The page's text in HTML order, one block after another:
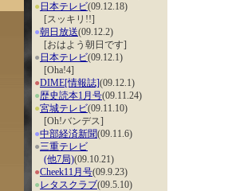
● 日本テレビ(09.12.18)
[スッキリ!!]
●朝日放送(09.12.2)
[おはよう朝日です]
● 日本テレビ(09.12.1)
[Oha!4]
●DIME[情報誌](09.12.1)
●歴史読本1月号(09.11.24)
●宮城テレビ(09.11.10)
[Oh!バンデス]
●中部経済新聞(09.11.6)
●三重テレビ
(他7局)(09.10.21)
●Cheek11月号(09.9.23)
●レタスクラブ(09.5.10)